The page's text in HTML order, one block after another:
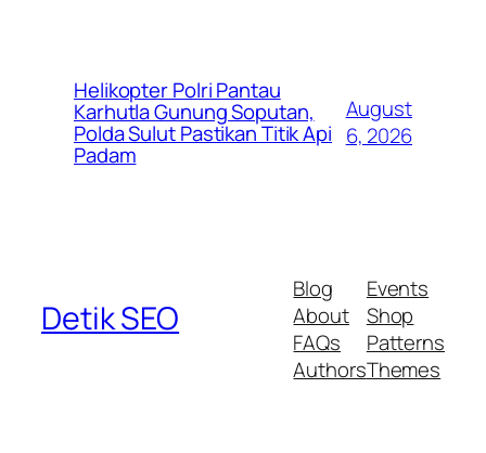
Helikopter Polri Pantau
Karhutla Gunung Soputan,
Polda Sulut Pastikan Titik Api
Padam
August
6, 2026
Detik SEO
Blog
About
FAQs
Authors
Events
Shop
Patterns
Themes